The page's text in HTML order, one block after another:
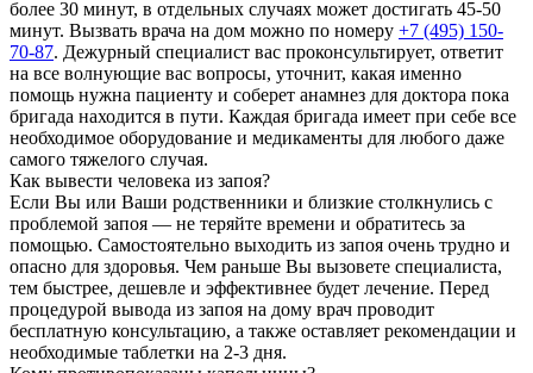
более 30 минут, в отдельных случаях может достигать 45-50
минут. Вызвать врача на дом можно по номеру +7 (495) 150-
70-87. Дежурный специалист вас проконсультирует, ответит
на все волнующие вас вопросы, уточнит, какая именно
помощь нужна пациенту и соберет анамнез для доктора пока
бригада находится в пути. Каждая бригада имеет при себе все
необходимое оборудование и медикаменты для любого даже
самого тяжелого случая.
Как вывести человека из запоя?
Если Вы или Ваши родственники и близкие столкнулись с
проблемой запоя — не теряйте времени и обратитесь за
помощью. Самостоятельно выходить из запоя очень трудно и
опасно для здоровья. Чем раньше Вы вызовете специалиста,
тем быстрее, дешевле и эффективнее будет лечение. Перед
процедурой вывода из запоя на дому врач проводит
бесплатную консультацию, а также оставляет рекомендации и
необходимые таблетки на 2-3 дня.